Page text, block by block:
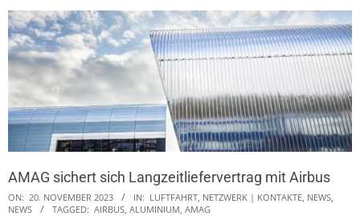
AMAG sichert sich Langzeitliefervertrag mit Airbus
ON: 20. NOVEMBER 2023 IN: LUFTFAHRT NETZWERK | KONTAKTE, NEWS
NEWS
TAGGED: AIRBUS ALUMINIUM AMAG